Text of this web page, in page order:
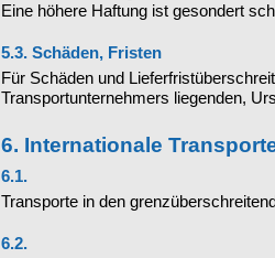
Eine höhere Haftung ist gesondert
5.3. Schäden, Fristen
Für Schäden und
Transportunternehmers liegenden,
6. Internationale
6.1.
Transporte in den
6.2.